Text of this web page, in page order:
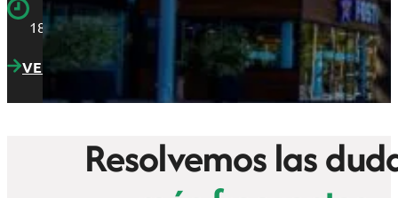
18:30. V 9:00 a 15:00
VER LOCALIZACIÓN
Resolvemos las